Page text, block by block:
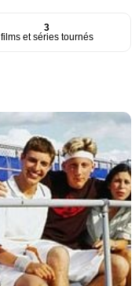
3
films et séries tournés